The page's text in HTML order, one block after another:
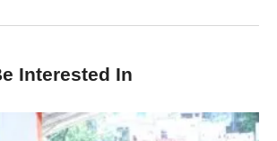
Interested In